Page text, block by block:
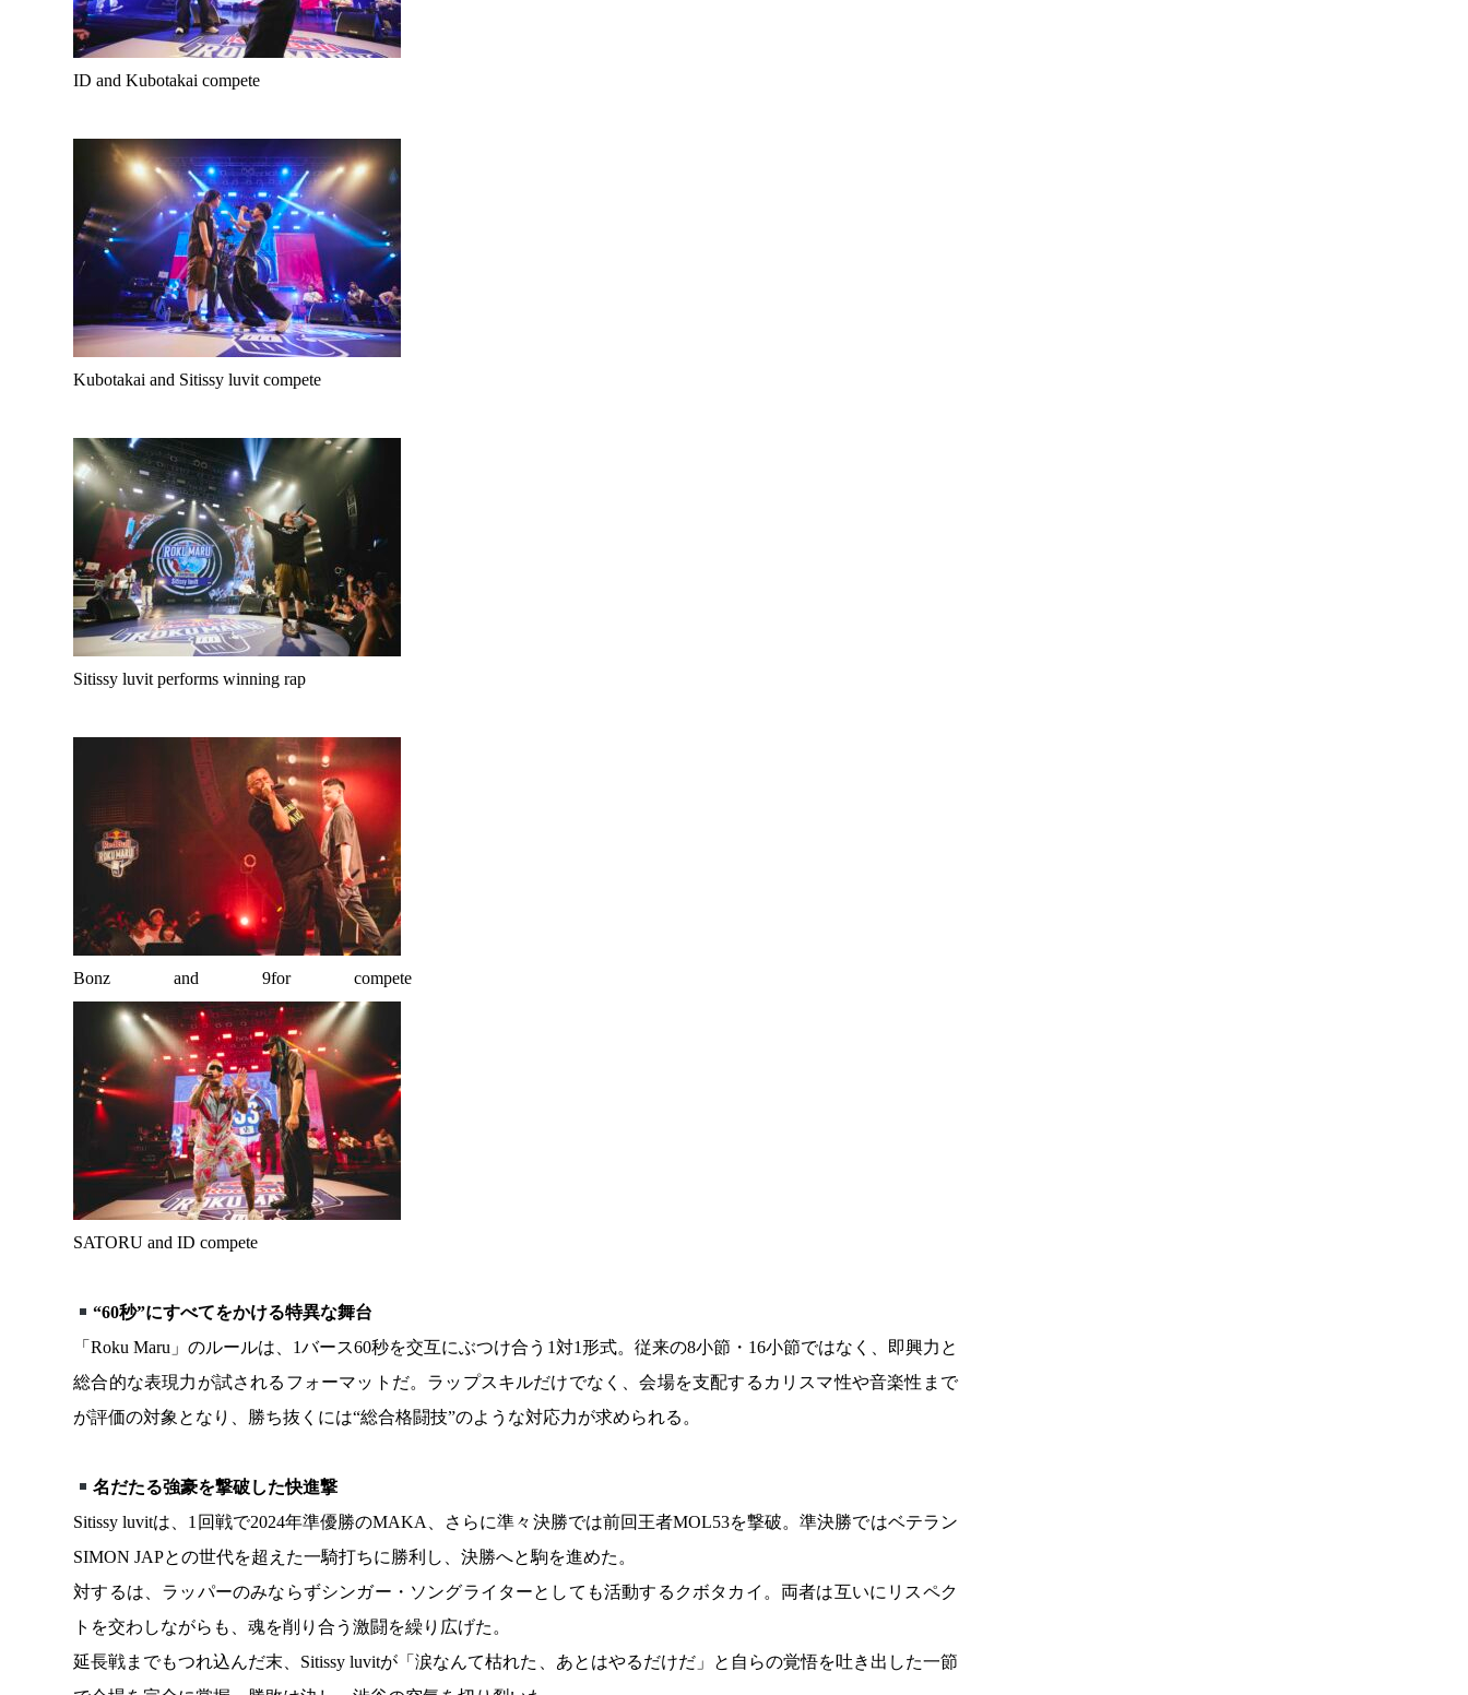
ID and Kubotakai compete
Kubotakai and Sitissy luvit compete
Sitissy luvit performs winning rap
Bonz and 9for compete
SATORU and ID compete
“60秒”にすべてをかける特異な舞台
「Roku Maru」のルールは、1バース60秒を交互にぶつけ合う1対1形式。従来の8小節・16小節ではなく、即興力と
総合的な表現力が試されるフォーマットだ。ラップスキルだけでなく、会場を支配するカリスマ性や音楽性まで
が評価の対象となり、勝ち抜くには“総合格闘技”のような対応力が求められる。
名だたる強豪を撃破した快進撃
Sitissy luvitは、1回戦で2024年準優勝のMAKA、さらに準々決勝では前回王者MOL53を撃破。準決勝ではベテラン
SIMON JAPとの世代を超えた一騎打ちに勝利し、決勝へと駒を進めた。
対するは、ラッパーのみならずシンガー・ソングライターとしても活動するクボタカイ。両者は互いにリスペク
トを交わしながらも、魂を削り合う激闘を繰り広げた。
延長戦までもつれ込んだ末、Sitissy luvitが「涙なんて枯れた、あとはやるだけだ」と自らの覚悟を吐き出した一節